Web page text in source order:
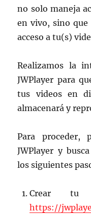
no solo maneja
en vivo, sino que
acceso a tu(s)
Realizamos la
JWPlayer para
tus videos en
almacenará y
Para proceder,
JWPlayer y
los siguientes
Crear tu
https://